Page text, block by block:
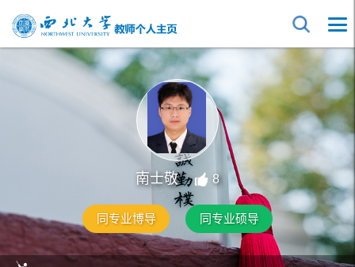
南士敬 8
同专业博导 同专业硕导